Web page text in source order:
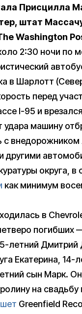
Присцилла
штат
Washington
2:30 ночи по
в Шарлотт
перед
I-95 и
удара машину
с внедорожником
другими
округа, в
как минимум
в
погибших
летний Дмитрий
Екатерина, 14-
сын Марк.
на свадьбу
Greenfield